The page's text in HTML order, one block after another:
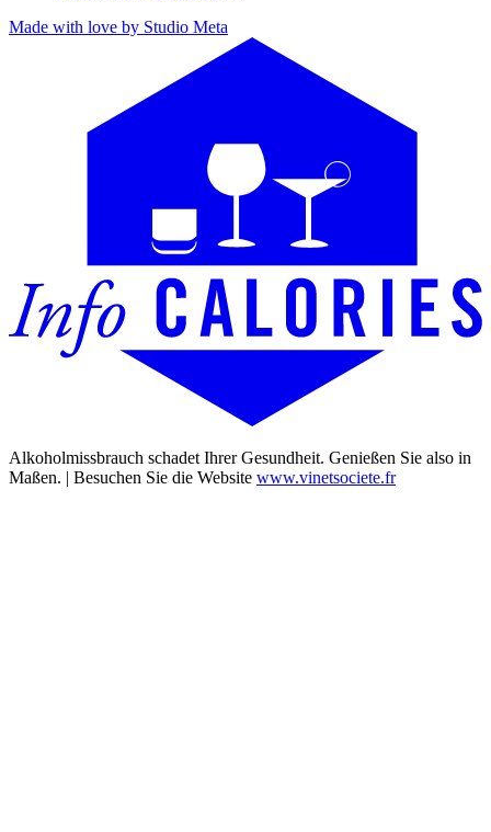
Made with love by Studio Meta
Alkoholmissbrauch schadet Ihrer Gesundheit. Genießen Sie also in
Maßen. | Besuchen Sie die Website www.vinetsociete.fr